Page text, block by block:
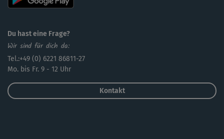
Du hast eine Frage?
Wir sind für dich da:
Tel.:+49 (0) 6221 86811-27
Mo. bis Fr. 9 - 12 Uhr
Kontakt